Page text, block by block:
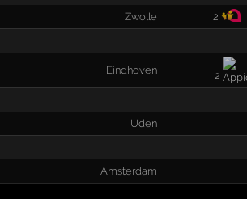
Zwolle 2
Eindhoven 2
Uden
Amsterdam